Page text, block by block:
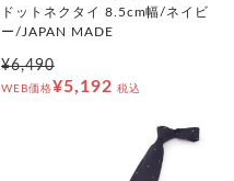
ドットネクタイ 8.5cm幅/ネイビ
ー/JAPAN MADE
¥6,490
WEB価格¥5,192 税込